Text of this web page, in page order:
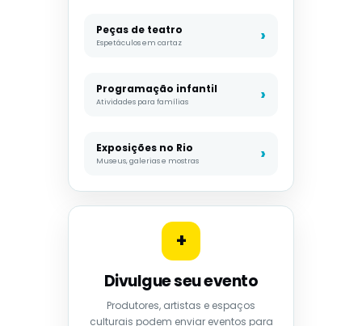
Peças de teatro
Espetáculos em cartaz
Programação infantil
Atividades para famílias
Exposições no Rio
Museus, galerias e mostras
+
Divulgue seu evento
Produtores, artistas e espaços
culturais podem enviar eventos para